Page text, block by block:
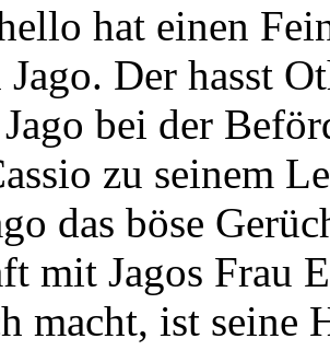
hat einen
Jago. Der hasst
bei der
zu seinem
das böse
mit Jagos Frau
macht, ist seine